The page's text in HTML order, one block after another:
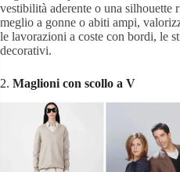
vestibilità aderente o una silhouette
meglio a gonne o abiti ampi,
le lavorazioni a coste con bordi, le
decorativi.
2. Maglioni con scollo a V